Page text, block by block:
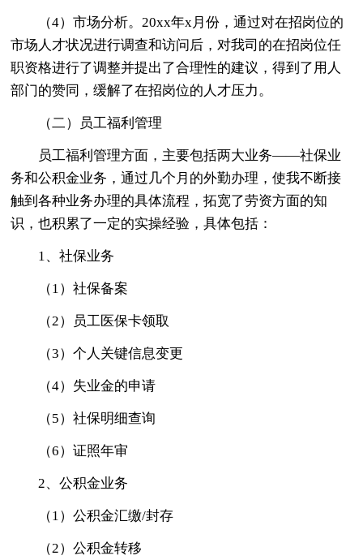
（4）市场分析。20xx年x月份，通过对在招岗位的
市场人才状况进行调查和访问后，对我司的在招岗位任
职资格进行了调整并提出了合理性的建议，得到了用人
部门的赞同，缓解了在招岗位的人才压力。
（二）员工福利管理
员工福利管理方面，主要包括两大业务——社保业
务和公积金业务，通过几个月的外勤办理，使我不断接
触到各种业务办理的具体流程，拓宽了劳资方面的知
识，也积累了一定的实操经验，具体包括：
1、社保业务
（1）社保备案
（2）员工医保卡领取
（3）个人关键信息变更
（4）失业金的申请
（5）社保明细查询
（6）证照年审
2、公积金业务
（1）公积金汇缴/封存
（2）公积金转移